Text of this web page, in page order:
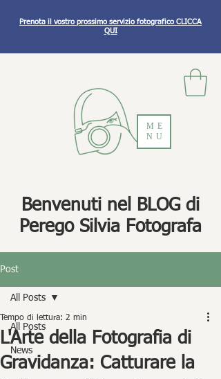
ME
NU
Prenota il vostro prossimo servizio fotografico CLICCA
QUI
Benvenuti nel BLOG di
Perego Silvia Fotografa
Post
All Posts
News
All Posts
L'Arte della Fotografia di
Gravidanza: Catturare la
Tempo di lettura: 2 min